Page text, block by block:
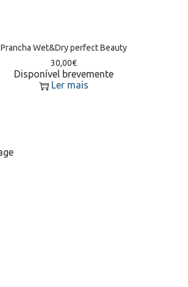
Prancha Wet&Dry perfect Beauty
30,00€
Disponível brevemente
Ler mais